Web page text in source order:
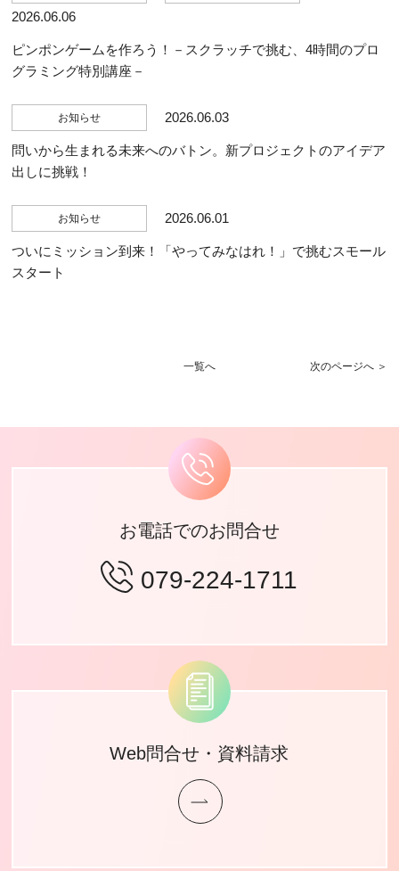
2026.06.06
ピンポンゲームを作ろう！－スクラッチで挑む、4時間のプロ
グラミング特別講座－
お知らせ 2026.06.03
問いから生まれる未来へのバトン。新プロジェクトのアイデア
出しに挑戦！
お知らせ 2026.06.01
ついにミッション到来！「やってみなはれ！」で挑むスモール
スタート
一覧へ 次のページへ ＞
お電話でのお問合せ
079-224-1711
Web問合せ・資料請求